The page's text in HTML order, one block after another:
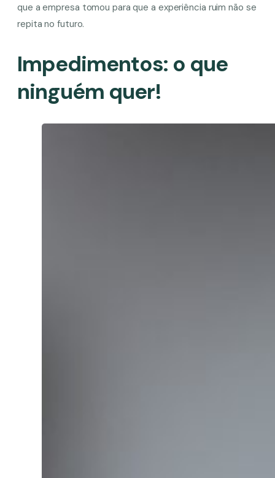
que a empresa tomou para que a experiência ruim não se
repita no futuro.
Impedimentos: o que
ninguém quer!